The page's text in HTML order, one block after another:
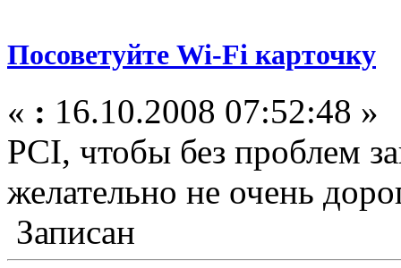
Посоветуйте Wi-Fi карточку
« : 16.10.2008 07:52:48 »
PCI, чтобы без проблем
желательно не очень
Записан